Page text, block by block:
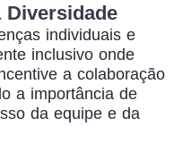
Diversidade
individuais e
inclusivo onde
a colaboração
a importância de
da equipe e da